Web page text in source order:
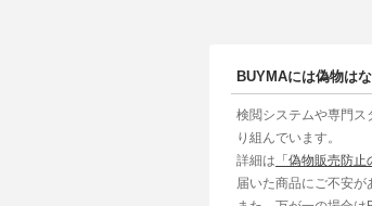
BUYMAには偽物は
検閲システムや専門ス
り組んでいます。
詳細は 「偽物販売防止
届いた商品にご不安が